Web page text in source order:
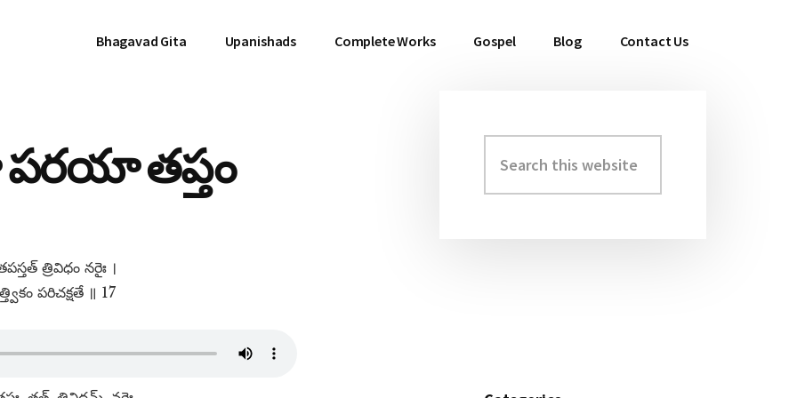
Bhagavad Gita Upanishads Complete Works Gospel Blog Contact Us
పరయా తప్తం
త్రివిధం నరైః ।
పరిచక్షతే ॥ 17
Primary
Sidebar
this
website